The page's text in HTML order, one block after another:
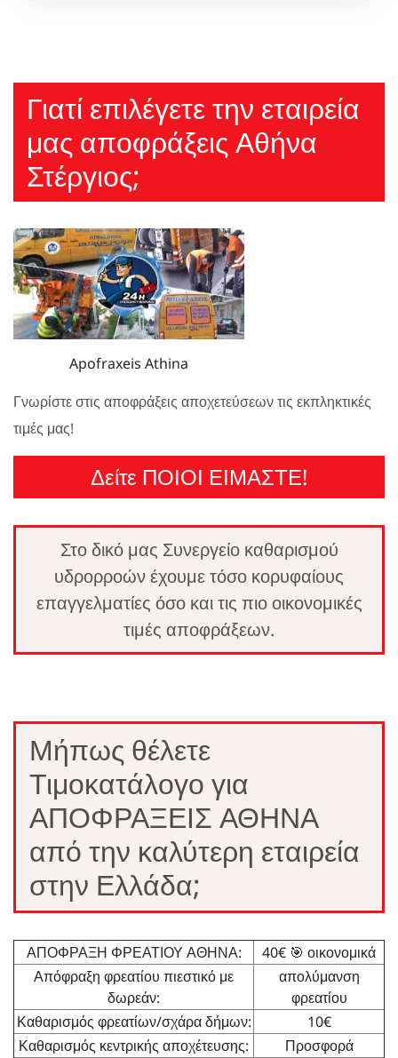
Γιατί επιλέγετε την εταιρεία
μας αποφράξεις Αθήνα
Στέργιος;
Apofraxeis Athina
Γνωρίστε στις αποφράξεις αποχετεύσεων τις εκπληκτικές
τιμές μας!
Δείτε ΠΟΙΟΙ ΕΙΜΑΣΤΕ!
Στο δικό μας Συνεργείο καθαρισμού
υδρορροών έχουμε τόσο κορυφαίους
επαγγελματίες όσο και τις πιο οικονομικές
τιμές αποφράξεων.
Μήπως θέλετε
Τιμοκατάλογο για
ΑΠΟΦΡΑΞΕΙΣ ΑΘΗΝΑ
από την καλύτερη εταιρεία
στην Ελλάδα;
ΑΠΟΦΡΑΞΗ ΦΡΕΑΤΙΟΥ ΑΘΗΝΑ:
40€ 🎯 οικονομικά
Απόφραξη φρεατίου πιεστικό με
δωρεάν:
απολύμανση
φρεατίου
Καθαρισμός φρεατίων/σχάρα δήμων:
10€
Καθαρισμός κεντρικής αποχέτευσης:
Προσφορά